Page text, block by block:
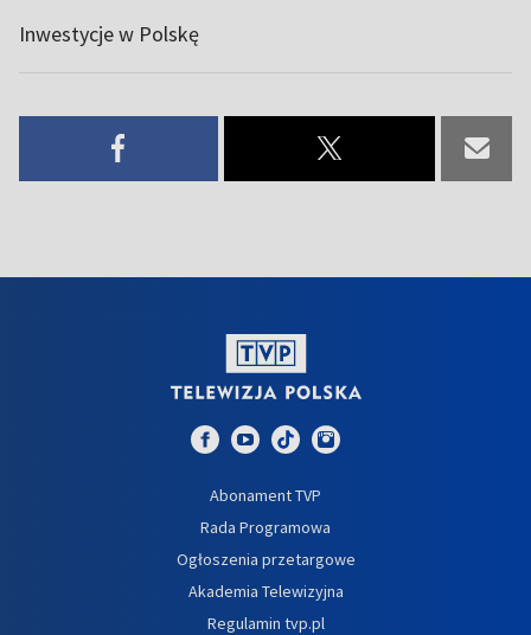
Inwestycje w Polskę
Abonament TVP
Rada Programowa
Ogłoszenia przetargowe
Akademia Telewizyjna
Regulamin tvp.pl